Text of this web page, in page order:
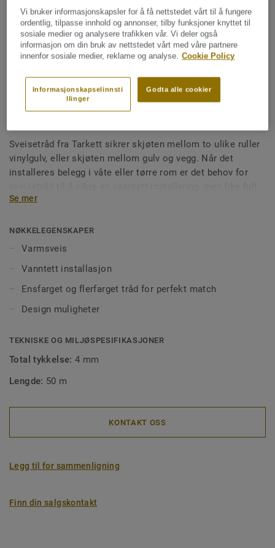
Hele kolleksjonen (1477)
Sveisetråd
Sveisetråd for vinylgulv -
Multicolour LIGHT BEIGE
0058
Sveisetråd fra Tarkett sikrer skjøten mellom to ulike ruller
vinylgulv, eller skjøten mellom gulv og vegg. Når det
installeres belegg i våte eller tørre rom er det behov for
for å sikre en god installering på store flater i offentlig
og forhindrer smuss og møkk å trenge ned i skjøtene. Våre
sveisetråder kommer i ens- eller flerfargede utgaver for å
kontraster.
Se mer
NØKKELEGENSKAPER
Varmsveis
Vanntett installasjon
Ensfarget og flerfarget tråd for perfekt match
Design muligheter
TEKNISKE OG MILJØSPESIFIKASJONER
Total tykkelse:4 mm
Lengde: 50 m
KONTAKT OSS
Legg til for sammenligning
Finn din salgskontakt
Vi bruker informasjonskapsler for å få nettstedet vårt til å fungere
ordentlig, tilpasse innhold og annonser, tilby funksjoner knyttet til
sosiale medier og analysere trafikken vår. Vi deler også
informasjon om din bruk av nettstedet vårt med våre partnere
innenfor sosiale medier, reklame og analyse. Cookie Policy
Godta alle cookier
Informasjonskapselinnsti
llinger